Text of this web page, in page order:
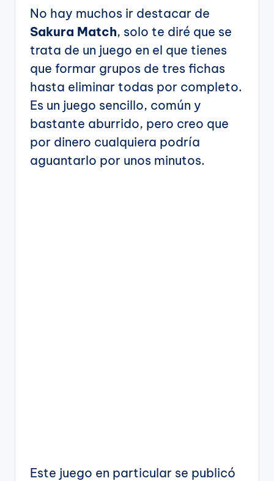
No hay muchos ir destacar de
Sakura Match, solo te diré que se
trata de un juego en el que tienes
que formar grupos de tres fichas
hasta eliminar todas por completo.
Es un juego sencillo, común y
bastante aburrido, pero creo que
por dinero cualquiera podría
aguantarlo por unos minutos.
Este juego en particular se publicó